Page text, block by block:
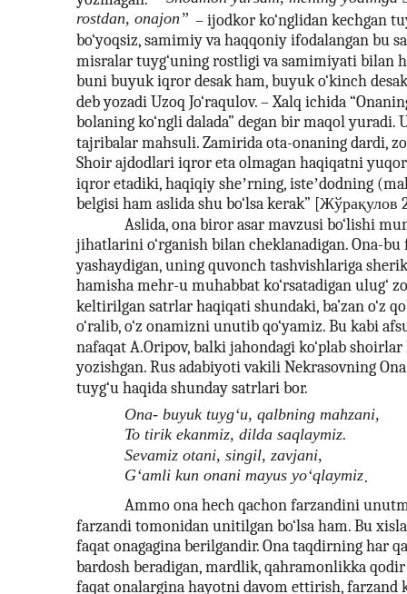
rostdan, onajon” – ijodkor ko‘nglidan kechgan
bo‘yoqsiz, samimiy va haqqoniy ifodalangan bu
misralar tuyg‘uning rostligi va samimiyati bilan
buni buyuk iqror desak ham, buyuk o‘kinch
deb yozadi Uzoq Jo‘raqulov. – Xalq ichida
bolaning ko‘ngli dalada” degan bir maqol
tajribalar mahsuli. Zamirida ota-onaning dardi,
Shoir ajdodlari iqror eta olmagan haqiqatni
iqror etadiki, haqiqiy sheʼrning, isteʼdodning
belgisi ham aslida shu bo‘lsa kerak” [Жўрақулов
Aslida, ona biror asar mavzusi bo‘lishi
jihatlarini o‘rganish bilan cheklanadigan. Ona-
yashaydigan, uning quvonch tashvishlariga sherik
hamisha mehr-u muhabbat ko‘rsatadigan ulug‘
keltirilgan satrlar haqiqati shundaki, ba’zan o‘z
o‘ralib, o‘z onamizni unutib qo‘yamiz. Bu kabi
nafaqat A.Oripov, balki jahondagi ko‘plab
yozishgan. Rus adabiyoti vakili Nekrasovning
tuyg‘u haqida shunday satrlari bor.
Ona- buyuk tuyg‘u, qalbning mahzani,
To tirik ekanmiz, dilda saqlaymiz.
Sevamiz otani, singil, zavjani,
G‘amli kun onani mayus yo‘qlaymiz.
Ammo ona hech qachon farzandini
farzandi tomonidan unitilgan bo‘lsa ham. Bu
faqat onagagina berilgandir. Ona taqdirning har
bardosh beradigan, mardlik, qahramonlikka
faqat onalargina hayotni davom ettirish, farzand